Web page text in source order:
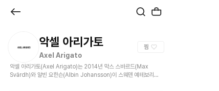
악셀 아리가토
Axel Arigato
찜
악셀 아리가토(Axel Arigato)는 2014년 막스 스바르드(Max
Svärdh)와 알빈 요한슨(Albin Johansson)이 스웨덴 예테보리에